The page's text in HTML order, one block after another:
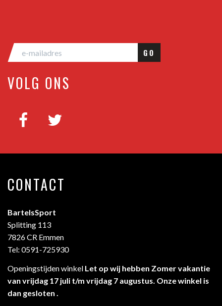
GO
VOLG ONS
CONTACT
BartelsSport
Splitting 113
7826 CR Emmen
Tel: 0591-725930
Openingstijden winkel Let op wij hebben Zomer vakantie
van vrijdag 17 juli t/m vrijdag 7 augustus. Onze winkel is
dan gesloten .